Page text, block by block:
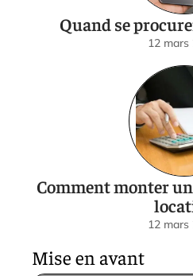
Quand se
12 mars
Comment monter
12 mars
Mise en avant